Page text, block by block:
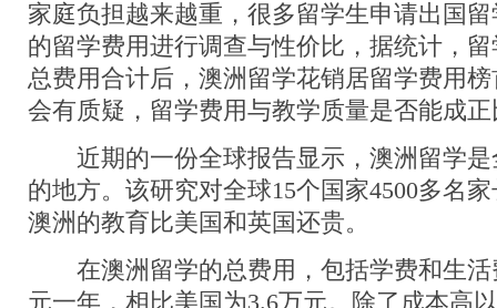
家庭负担越来越重，很多留学生申请出国
的留学费用进行调查与性价比，据统计，
总费用合计后，澳洲留学花销居留学费用
会有质疑，留学费用与教学质量是否能成正
近期的一份全球报告显示，澳洲留学是
的地方。该研究对全球15个国家4500多名
澳洲的教育比美国和英国还贵。
在澳洲留学的总费用，包括学费和生活
元一年，相比美国为3.6万元。除了成本高